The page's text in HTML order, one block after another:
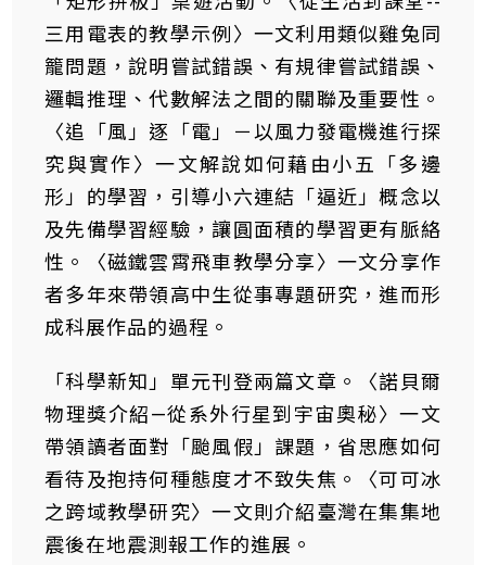
三用電表的教學示例〉一文利用類似雞兔同
籠問題，說明嘗試錯誤、有規律嘗試錯誤、
邏輯推理、代數解法之間的關聯及重要性。
〈追「風」逐「電」－以風力發電機進行探
究與實作〉一文解說如何藉由小五「多邊
形」的學習，引導小六連結「逼近」概念以
及先備學習經驗，讓圓面積的學習更有脈絡
性。〈磁鐵雲霄飛車教學分享〉一文分享作
者多年來帶領高中生從事專題研究，進而形
成科展作品的過程。
「科學新知」單元刊登兩篇文章。〈諾貝爾
物理獎介紹—從系外行星到宇宙奧秘〉一文
帶領讀者面對「颱風假」課題，省思應如何
看待及抱持何種態度才不致失焦。〈可可冰
之跨域教學研究〉一文則介紹臺灣在集集地
震後在地震測報工作的進展。